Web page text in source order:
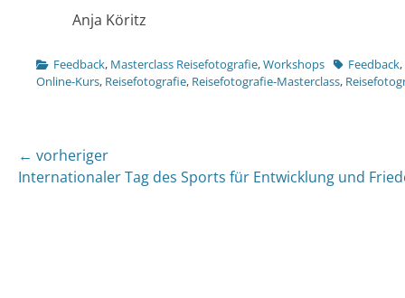
Anja Köritz
Kategorien
Feedback, Masterclass Reisefotografie,Workshops TagsFeedback,
Online-Kurs, Reisefotografie, Reisefotografie-Masterclass,
Beitragsnavigation
← vorheriger
Vorheriger
Internationaler Tag des Sports für Entwicklung und